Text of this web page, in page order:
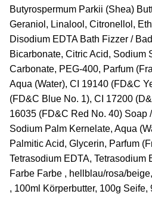
Butyrospermum Parkii (Shea)
Geraniol, Linalool, Citronellol,
Disodium EDTA Bath Fizzer /
Bicarbonate, Citric Acid, Sodium
Carbonate, PEG-400, Parfum
Aqua (Water), CI 19140 (FD&C
(FD&C Blue No. 1), CI 17200
16035 (FD&C Red No. 40) Soap
Sodium Palm Kernelate, Aqua
Palmitic Acid, Glycerin, Parfum
Tetrasodium EDTA, Tetrasodium
Farbe Farbe , hellblau/rosa/
, 100ml Körperbutter, 100g Seife,